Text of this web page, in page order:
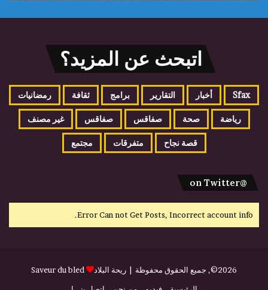
اتبحث عن المزيد؟
Sfax أخبار التقارير برامج ثقافة رمضانيات
رياضة صحة صفاقس صفاقس غير مصنف
قصة نجاح متفرقات مجتمع
@on Twitter
Error Can not Get Posts, Incorrect account info.
2026©, جميع الحقوق محفوظة | ريحة البلاد
Saveur du bled